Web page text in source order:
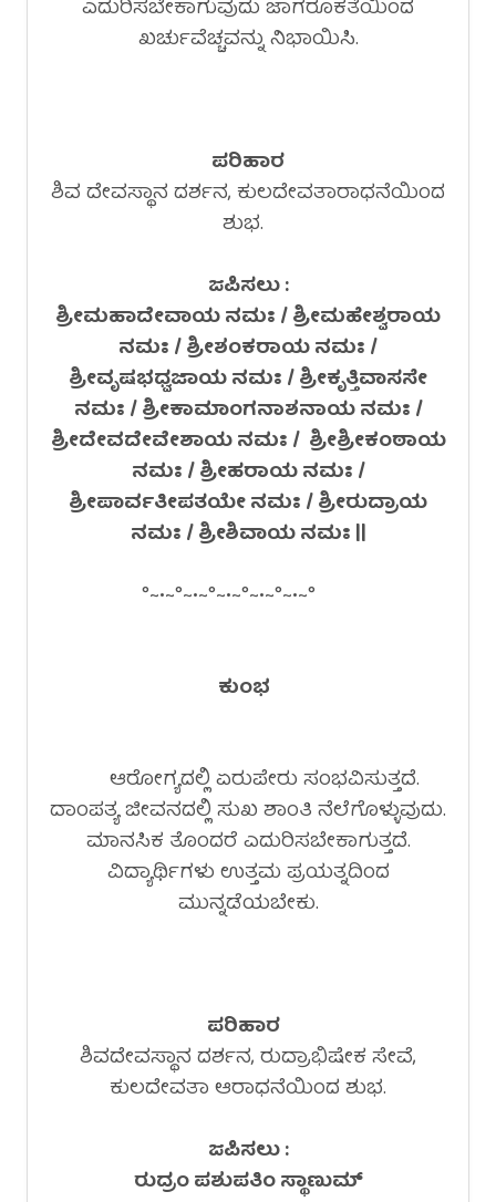
ಎದುರಿಸಬೇಕಾಗುವುದು ಜಾಗರೂಕತೆಯಿಂದ
ಖರ್ಚುವೆಚ್ಚವನ್ನು ನಿಭಾಯಿಸಿ.
ಪರಿಹಾರ
ಶಿವ ದೇವಸ್ಥಾನ ದರ್ಶನ, ಕುಲದೇವತಾರಾಧನೆಯಿಂದ
ಶುಭ.
ಜಪಿಸಲು :
ಶ್ರೀಮಹಾದೇವಾಯ ನಮಃ / ಶ್ರೀಮಹೇಶ್ವರಾಯ
ನಮಃ / ಶ್ರೀಶಂಕರಾಯ ನಮಃ /
ಶ್ರೀವೃಷಭಧ್ವಜಾಯ ನಮಃ / ಶ್ರೀಕೃತ್ತಿವಾಸಸೇ
ನಮಃ / ಶ್ರೀಕಾಮಾಂಗನಾಶನಾಯ ನಮಃ /
ಶ್ರೀದೇವದೇವೇಶಾಯ ನಮಃ / ಶ್ರೀಶ್ರೀಕಂಠಾಯ
ನಮಃ / ಶ್ರೀಹರಾಯ ನಮಃ /
ಶ್ರೀಪಾರ್ವತೀಪತಯೇ ನಮಃ / ಶ್ರೀರುದ್ರಾಯ
ನಮಃ / ಶ್ರೀಶಿವಾಯ ನಮಃ ||
°~•~°~•~°~•~°~•~°~•~°
ಕುಂಭ
ಆರೋಗ್ಯದಲ್ಲಿ ಏರುಪೇರು ಸಂಭವಿಸುತ್ತದೆ.
ದಾಂಪತ್ಯ ಜೀವನದಲ್ಲಿ ಸುಖ ಶಾಂತಿ ನೆಲೆಗೊಳ್ಳುವುದು.
ಮಾನಸಿಕ ತೊಂದರೆ ಎದುರಿಸಬೇಕಾಗುತ್ತದೆ.
ವಿದ್ಯಾರ್ಥಿಗಳು ಉತ್ತಮ ಪ್ರಯತ್ನದಿಂದ
ಮುನ್ನಡೆಯಬೇಕು.
ಪರಿಹಾರ
ಶಿವದೇವಸ್ಥಾನ ದರ್ಶನ, ರುದ್ರಾಭಿಷೇಕ ಸೇವೆ,
ಕುಲದೇವತಾ ಆರಾಧನೆಯಿಂದ ಶುಭ.
ಜಪಿಸಲು :
ರುದ್ರಂ ಪಶುಪತಿಂ ಸ್ಥಾಣುಮ್